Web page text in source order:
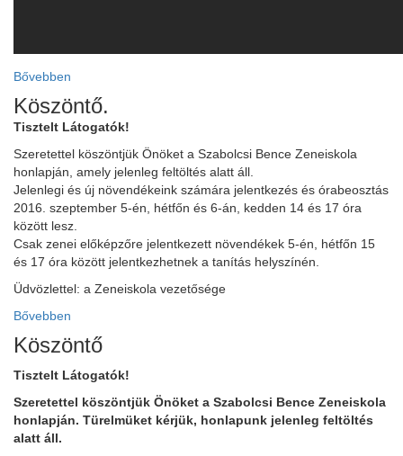
Területi Válogatója
emlékére
Bővebben
Köszöntő.
Tisztelt Látogatók!
Szeretettel köszöntjük Önöket a Szabolcsi Bence Zeneiskola
honlapján, amely jelenleg feltöltés alatt áll.
Jelenlegi és új növendékeink számára jelentkezés és órabeosztás
2016. szeptember 5-én, hétfőn és 6-án, kedden 14 és 17 óra
között lesz.
Csak zenei előképzőre jelentkezett növendékek 5-én, hétfőn 15
és 17 óra között jelentkezhetnek a tanítás helyszínén.
Üdvözlettel: a Zeneiskola vezetősége
Bővebben
Köszöntő
Tisztelt Látogatók!
Szeretettel köszöntjük Önöket a Szabolcsi Bence Zeneiskola
honlapján. Türelmüket kérjük, honlapunk jelenleg feltöltés
alatt áll.